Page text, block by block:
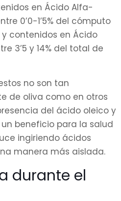
en Ácido Alfa-
0’0-1’5% del cómputo
contenidos en Ácido
3’5 y 14% del total de
no son tan
de oliva como en otros
del ácido oleico y
beneficio para la salud
ingiriendo ácidos
manera más aislada.
durante el